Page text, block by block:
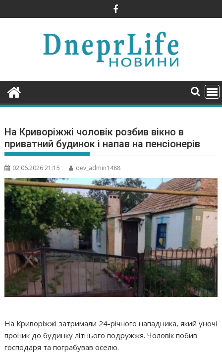
to
На Криворіжжі чоловік розбив вікно в
приватний будинок і напав на пенсіонерів
02.06.2026 21:15 dev_admin1488
На Криворіжжі затримали 24-річного нападника, який уночі
проник до будинку літнього подружжя. Чоловік побив
господаря та пограбував оселю.